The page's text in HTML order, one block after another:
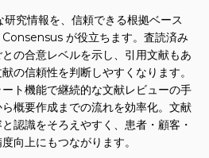
究情報を、信頼できる根拠ベース
が役立ちます。査読済み
の合意レベルを示し、引用文献もあ
の信頼性を判断しやすくなります。
ト機能で継続的な文献レビューの手
概要作成までの流れを効率化。文献
認識をそろえやすく、患者・顧客・
向上にもつながります。